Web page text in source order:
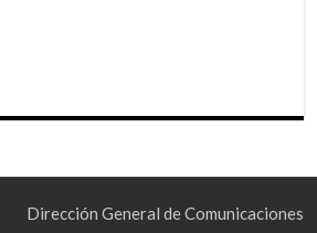
Dirección General de Comunicaciones